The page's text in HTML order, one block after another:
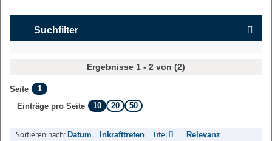
Suchfilter
Ergebnisse 1 - 2 von (2)
Seite
1
Einträge pro Seite
10 20 50
Sortieren nach: Datum Inkrafttreten Titel Relevanz